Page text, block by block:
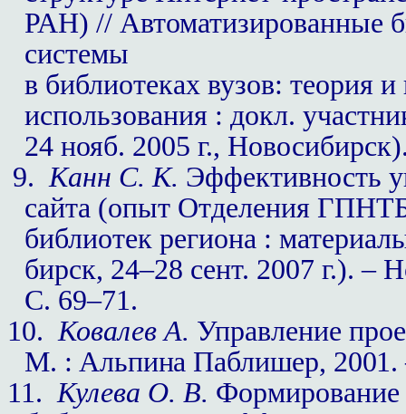
РАН) // Автоматизи­рованные
системы
в библиотеках вузов: теория
использования : докл.
24 нояб. 2005 г.,
9. Канн С. К. Эффективность
сайта (опыт Отделения
библиотек региона :
бирск, 24–28 сент. 2007 г.). –
С. 69–71.
10. Ковалев А. Управление
М. : Альпина Паблишер, 2001.
11. Кулева О. В. Формирование